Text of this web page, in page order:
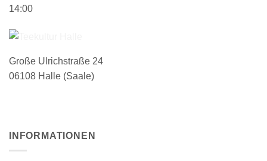
14:00
Große Ulrichstraße 24
06108 Halle (Saale)
INFORMATIONEN